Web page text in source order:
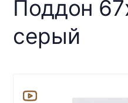
Поддон
серый